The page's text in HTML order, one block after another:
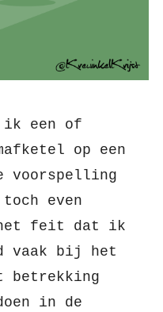
ik een of
op een
voorspelling
even
het feit dat ik
vaak bij het
betrekking
in de